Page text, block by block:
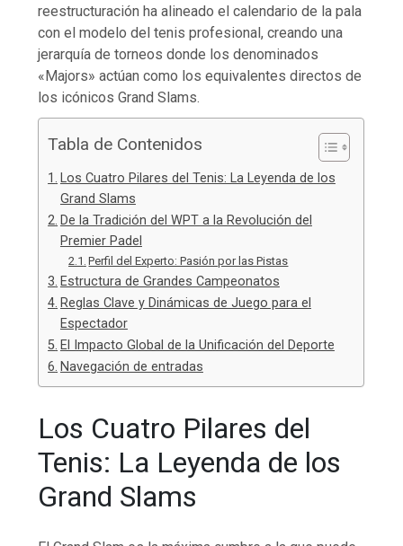
reestructuración ha alineado el calendario de la pala
con el modelo del tenis profesional, creando una
jerarquía de torneos donde los denominados
«Majors» actúan como los equivalentes directos de
los icónicos Grand Slams.
Tabla de Contenidos
Los Cuatro Pilares del Tenis: La Leyenda de los
Grand Slams
De la Tradición del WPT a la Revolución del
Premier Padel
Perfil del Experto: Pasión por las Pistas
Estructura de Grandes Campeonatos
Reglas Clave y Dinámicas de Juego para el
Espectador
El Impacto Global de la Unificación del Deporte
Navegación de entradas
Los Cuatro Pilares del
Tenis: La Leyenda de los
Grand Slams